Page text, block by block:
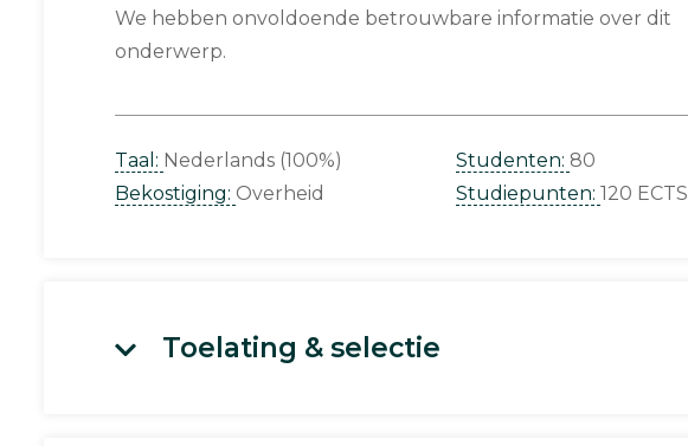
We hebben onvoldoende betrouwbare informatie over dit
onderwerp.
Taal: Nederlands (100%)
Bekostiging: Overheid
Studenten: 80
Studiepunten: 120 ECTS
Toelating & selectie